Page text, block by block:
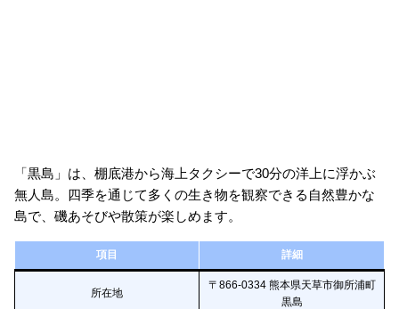
「黒島」は、棚底港から海上タクシーで30分の洋上に浮かぶ
無人島。四季を通じて多くの生き物を観察できる自然豊かな
島で、磯あそびや散策が楽しめます。
項目 詳細
所在地
〒866-0334 熊本県天草市御所浦町
黒島